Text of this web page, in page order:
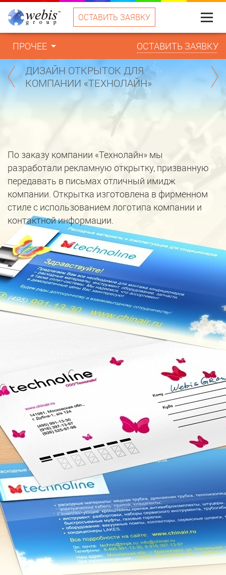
ОСТАВИТЬ ЗАЯВКУ Меню
ПРОЧЕЕ ОСТАВИТЬ ЗАЯВКУ
ДИЗАЙН ОТКРЫТОК ДЛЯ
КОМПАНИИ «ТЕХНОЛАЙН»
По заказу компании «Технолайн» мы
разработали рекламную открытку, призванную
передавать в письмах отличный имидж
компании. Открытка изготовлена в фирменном
стиле с использованием логотипа компании и
контактной информации.